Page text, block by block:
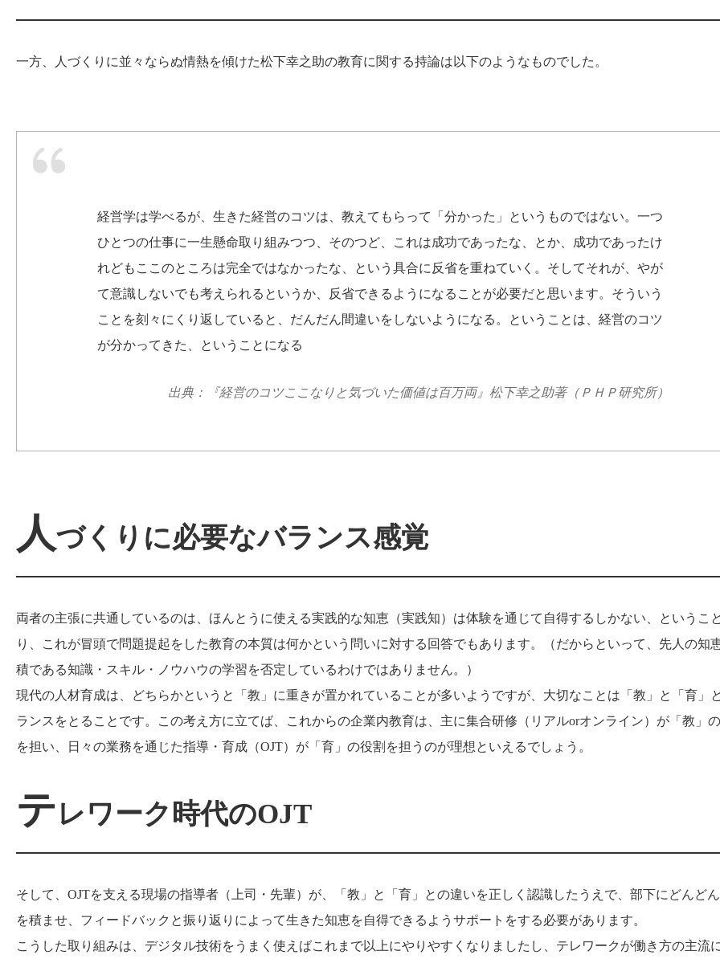
一方、人づくりに並々ならぬ情熱を傾けた松下幸之助の教育に関する持論は以下のようなものでした。
経営学は学べるが、生きた経営のコツは、教えてもらって「分かった」というものではない。一つ
ひとつの仕事に一生懸命取り組みつつ、そのつど、これは成功であったな、とか、成功であったけ
れどもここのところは完全ではなかったな、という具合に反省を重ねていく。そしてそれが、やが
て意識しないでも考えられるというか、反省できるようになることが必要だと思います。そういう
ことを刻々にくり返していると、だんだん間違いをしないようになる。ということは、経営のコツ
が分かってきた、ということになる
出典：『経営のコツここなりと気づいた価値は百万両』松下幸之助著（ＰＨＰ研究所）
人づくりに必要なバランス感覚
両者の主張に共通しているのは、ほんとうに使える実践的な知恵（実践知）は体験を通じて自得するしかない、というこ
り、これが冒頭で問題提起をした教育の本質は何かという問いに対する回答でもあります。（だからといって、先人の知
積である知識・スキル・ノウハウの学習を否定しているわけではありません。）
現代の人材育成は、どちらかというと「教」に重きが置かれていることが多いようですが、大切なことは「教」と「育」
ランスをとることです。この考え方に立てば、これからの企業内教育は、主に集合研修（リアルorオンライン）が「教」
を担い、日々の業務を通じた指導・育成（OJT）が「育」の役割を担うのが理想といえるでしょう。
テ レワーク時代のOJT
そして、 OJTを支える現場の指導者（上司・先輩）が、「教」と「育」との違いを正しく認識したうえで、部下にどんど
を積ませ、フィードバックと振り返りによって生きた知恵を自得できるようサポートをする必要があります。
こうした取り組みは、デジタル技術をうまく使えばこれまで以上にやりやすくなりましたし、テレワークが働き方の主流